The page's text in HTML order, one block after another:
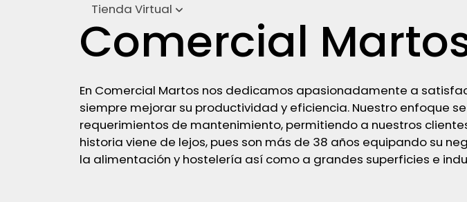
Tienda Virtual
Comercial
En Comercial Martos nos dedicamos apasionadamente a
siempre mejorar su productividad y eficiencia. Nuestro enfoque
requerimientos de mantenimiento, permitiendo a nuestros
historia viene de lejos, pues son más de 38 años equipando su
la alimentación y hostelería así como a grandes superficies e